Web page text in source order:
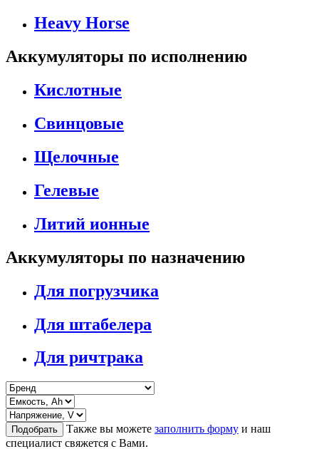
Heavy Horse
Аккумуляторы по исполнению
Кислотные
Свинцовые
Щелочные
Гелевые
Литий ионные
Аккумуляторы по назначению
Для погрузчика
Для штабелера
Для ричтрака
Подобрать Также вы можете заполнить форму и наш
специалист свяжется с Вами.